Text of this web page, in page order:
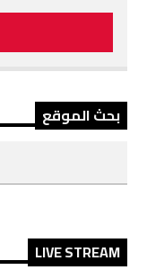
بحث الموقع
LIVE STREAM